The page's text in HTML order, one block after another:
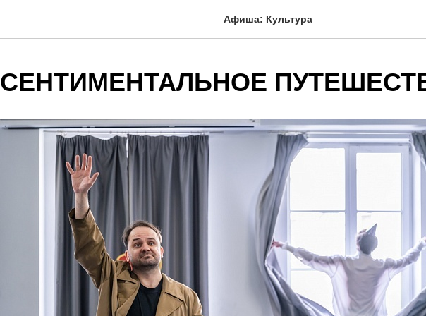
Афиша: Культура
СЕНТИМЕНТАЛЬНОЕ